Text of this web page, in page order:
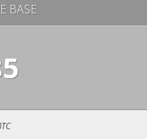
BASE